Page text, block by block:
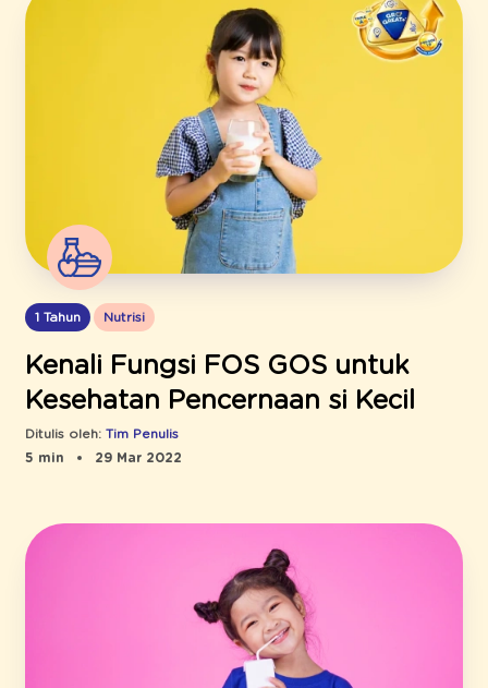
1 Tahun Nutrisi
Kenali Fungsi FOS GOS untuk
Kesehatan Pencernaan si Kecil
Ditulis oleh: Tim Penulis
5 min
29 Mar 2022